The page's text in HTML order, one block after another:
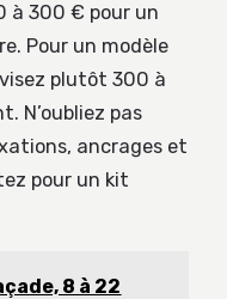
à 300 € pour un
Pour un modèle
plutôt 300 à
N’oubliez pas
ancrages et
pour un kit
8 à 22